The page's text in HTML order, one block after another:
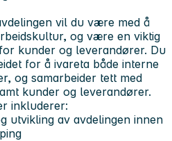
vil du være med å
og være en viktig
kunder og leverandører. Du
for å ivareta både interne
og samarbeider tett med
kunder og leverandører.
inkluderer:
utvikling av avdelingen innen